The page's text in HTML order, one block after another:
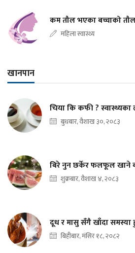
कम तौल भएका बच्चाको
महिला स्वास्थ्य
खानपान
चिया कि कफी ?
बुधबार, वैशाख ३०, २०८३
बिरे नुन छर्केर फलफूल खाने
शुक्रबार, वैशाख ४, २०८३
दूध र मासु सँगै खाँदा समस्या
बिहीबार, मंसिर १८, २०८२